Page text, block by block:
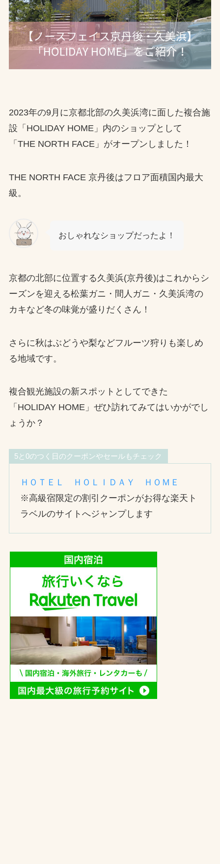
2023年の9月に京都北部の久美浜湾に面した複合施
設「HOLIDAY HOME」内のショップとして
「THE NORTH FACE」がオープンしました！
THE NORTH FACE 京丹後はフロア面積国内最大
級。
おしゃれなショップだったよ！
京都の北部に位置する久美浜(京丹後)はこれからシ
ーズンを迎える松葉ガニ・間人ガニ・久美浜湾の
カキなど冬の味覚が盛りだくさん！
さらに秋はぶどうや梨などフルーツ狩りも楽しめ
る地域です。
複合観光施設の新スポットとしてできた
「HOLIDAY HOME」ぜひ訪れてみてはいかがでし
ょうか？
5と0のつく日のクーポンやセールもチェック
ＨＯＴＥＬ ＨＯＬＩＤＡＹ ＨＯＭＥ
※高級宿限定の割引クーポンがお得な楽天ト
ラベルのサイトへジャンプします